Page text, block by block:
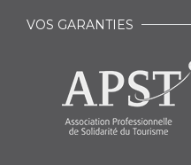
VOS GARANTIES